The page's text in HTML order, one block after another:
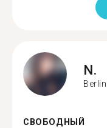
N.
Berlin
СВОБОДНЫЙ